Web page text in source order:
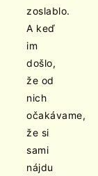
zoslablo.
A keď
im
došlo,
že od
nich
očakávame,
že si
sami
nájdu